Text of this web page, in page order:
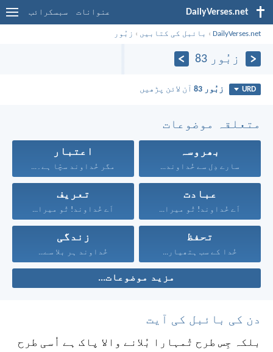
DailyVerses.net عنوانات سبسکرائب
DailyVerses.net
› بائبل کی کتابیں › زبُور
زبُور 83
URD زبُور 83 آن لائن پڑھیں
متعلقہ موضوعات
بھروسہ
سارے دِل سے خُداوند...
اعتبار
مگر خُداوند سچّا ہے۔...
عبادت
اَے خُداوند! تُو میرا...
تعریف
اَے خُداوند! تُو میرا...
تحفظ
خُدا کے سب ہتھیار...
زندگی
خُداوند ہر بلا سے...
مزید موضوعات...
دن کی بائبل کی آیت
بلکہ جِس طرح تُمہارا بُلانے والا پاک ہے اُسی طرح